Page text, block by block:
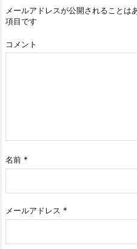
メールアドレスが公開されることは
項目です
コメント
名前 *
メールアドレス *